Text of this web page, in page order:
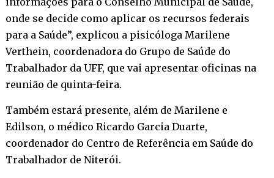
onde se decide como aplicar os recursos federais
para a Saúde”, explicou a pisicóloga Marilene
Verthein, coordenadora do Grupo de Saúde do
Trabalhador da UFF, que vai apresentar oficinas na
reunião de quinta-feira.
Também estará presente, além de Marilene e
Edilson, o médico Ricardo Garcia Duarte,
coordenador do Centro de Referência em Saúde do
Trabalhador de Niterói.